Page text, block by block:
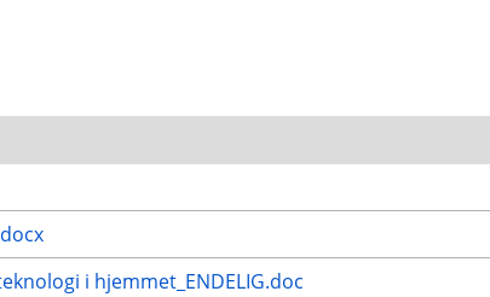
i hjemmet_ENDELIG.doc